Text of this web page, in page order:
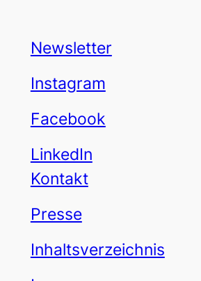
Newsletter
Instagram
Facebook
LinkedIn
Kontakt
Presse
Inhaltsverzeichnis